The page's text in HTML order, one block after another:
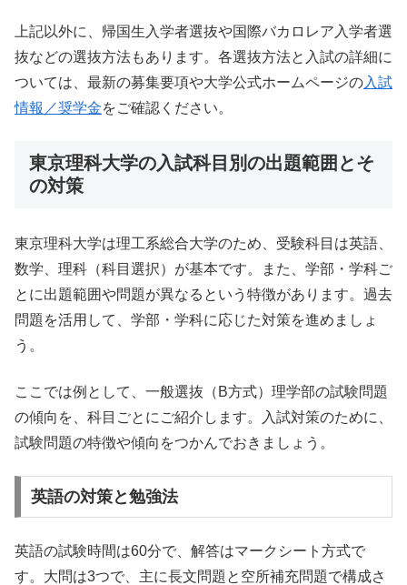
上記以外に、帰国生入学者選抜や国際バカロレア入学者選
抜などの選抜方法もあります。各選抜方法と入試の詳細に
ついては、最新の募集要項や大学公式ホームページの入試
情報／奨学金をご確認ください。
東京理科大学の入試科目別の出題範囲とそ
の対策
東京理科大学は理工系総合大学のため、受験科目は英語、
数学、理科（科目選択）が基本です。また、学部・学科ご
とに出題範囲や問題が異なるという特徴があります。過去
問題を活用して、学部・学科に応じた対策を進めましょ
う。
ここでは例として、一般選抜（B方式）理学部の試験問題
の傾向を、科目ごとにご紹介します。入試対策のために、
試験問題の特徴や傾向をつかんでおきましょう。
英語の対策と勉強法
英語の試験時間は60分で、解答はマークシート方式で
す。大問は3つで、主に長文問題と空所補充問題で構成さ